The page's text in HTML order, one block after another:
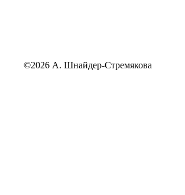
©2026 А. Шнайдер-Стремякова